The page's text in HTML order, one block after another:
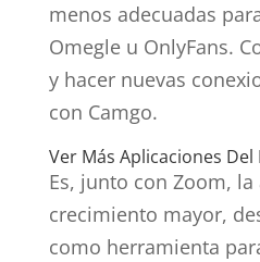
menos adecuadas
Omegle u OnlyFans.
y hacer nuevas
con Camgo.
Ver Más Aplicaciones
Es, junto con Zoom,
crecimiento mayor,
como herramienta